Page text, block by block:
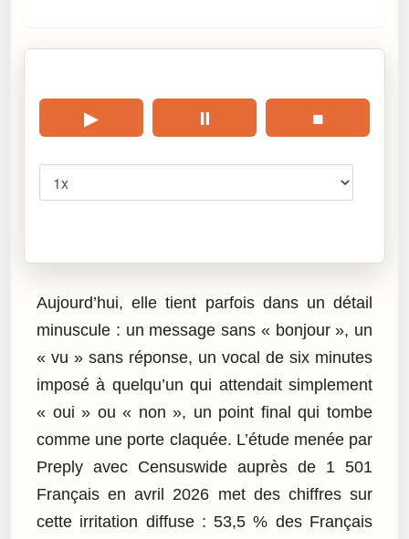
▶ ⏸ ■
Aujourd’hui, elle tient parfois dans un détail
minuscule : un message sans « bonjour », un
« vu » sans réponse, un vocal de six minutes
imposé à quelqu’un qui attendait simplement
« oui » ou « non », un point final qui tombe
comme une porte claquée. L’étude menée par
Preply avec Censuswide auprès de 1 501
Français en avril 2026 met des chiffres sur
cette irritation diffuse : 53,5 % des Français